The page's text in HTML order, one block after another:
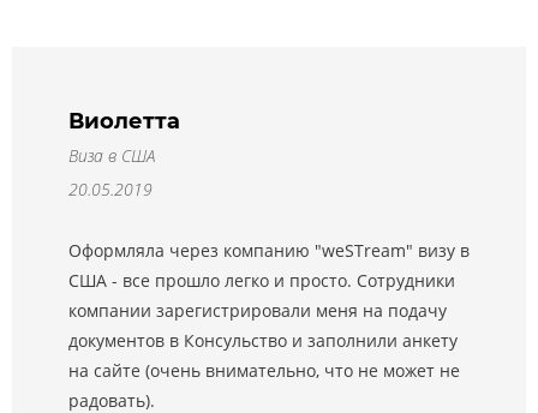
Виолетта
Виза в США
20.05.2019
Оформляла через компанию "weSTream" визу в
США - все прошло легко и просто. Сотрудники
компании зарегистрировали меня на подачу
документов в Консульство и заполнили анкету
на сайте (очень внимательно, что не может не
радовать).